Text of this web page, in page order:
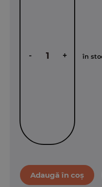
- + în